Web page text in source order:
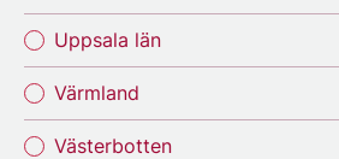
Uppsala län
Värmland
Västerbotten